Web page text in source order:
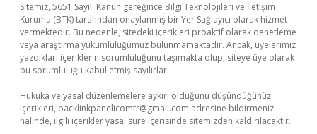
Sitemiz, 5651 Sayılı Kanun gereğince Bilgi Teknolojileri ve İletişim
Kurumu (BTK) tarafından onaylanmış bir Yer Sağlayıcı olarak hizmet
vermektedir. Bu nedenle, sitedeki içerikleri proaktif olarak denetleme
veya araştırma yükümlülüğümüz bulunmamaktadır. Ancak, üyelerimiz
yazdıkları içeriklerin sorumluluğunu taşımakta olup, siteye üye olarak
bu sorumluluğu kabul etmiş sayılırlar.
Hukuka ve yasal düzenlemelere aykırı olduğunu düşündüğünüz
içerikleri, backlinkpanelicomtr@gmail.com adresine bildirmeniz
halinde, ilgili içerikler yasal süre içerisinde sitemizden kaldırılacaktır.